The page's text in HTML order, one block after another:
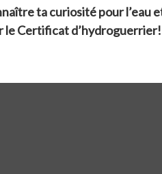
ta curiosité pour l’eau
le Certificat d’hydroguerrier!